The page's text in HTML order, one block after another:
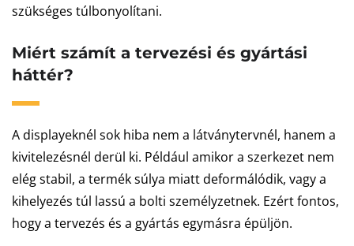
szükséges túlbonyolítani.
Miért számít a tervezési és gyártási
háttér?
A displayeknél sok hiba nem a látványtervnél, hanem a
kivitelezésnél derül ki. Például amikor a szerkezet nem
elég stabil, a termék súlya miatt deformálódik, vagy a
kihelyezés túl lassú a bolti személyzetnek. Ezért fontos,
hogy a tervezés és a gyártás egymásra épüljön.